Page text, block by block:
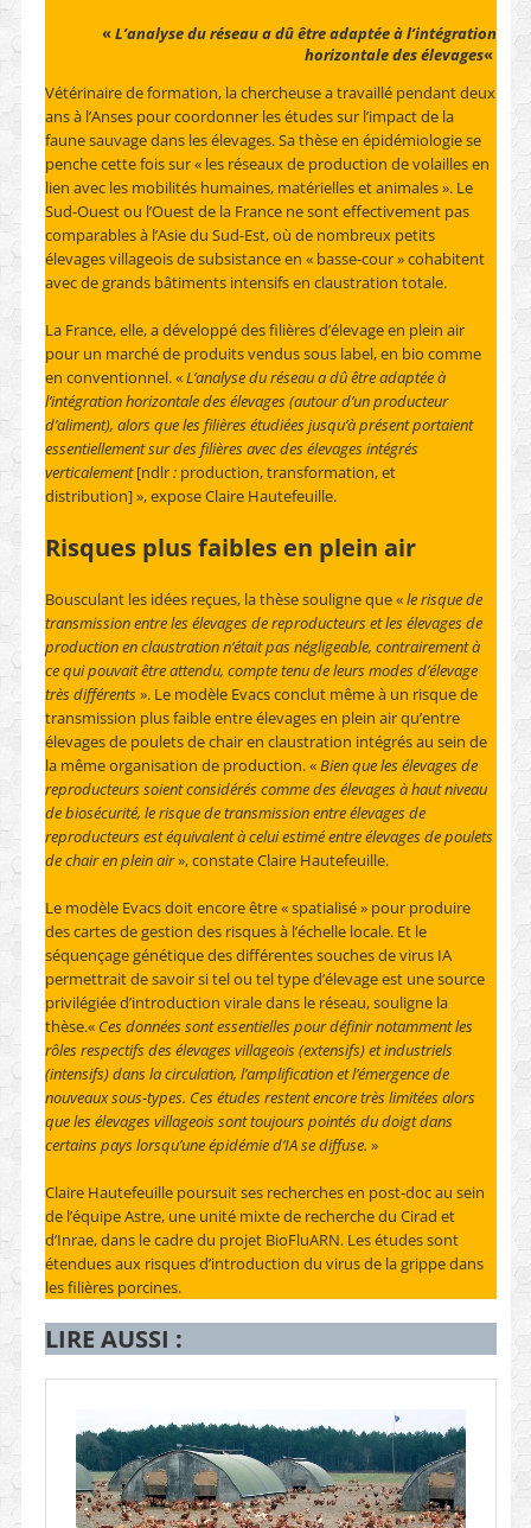
«L’analyse du réseau a dû être adaptée à l’intégration
horizontale des élevages«
Vétérinaire de formation, la chercheuse a travaillé pendant deux
ans à l’Anses pour coordonner les études sur l’impact de la
faune sauvage dans les élevages. Sa thèse en épidémiologie se
penche cette fois sur « les réseaux de production de volailles en
lien avec les mobilités humaines, matérielles et animales ». Le
Sud-Ouest ou l’Ouest de la France ne sont effectivement pas
comparables à l’Asie du Sud-Est, où de nombreux petits
élevages villageois de subsistance en « basse-cour » cohabitent
avec de grands bâtiments intensifs en claustration totale.
La France, elle, a développé des filières d’élevage en plein air
pour un marché de produits vendus sous label, en bio comme
en conventionnel. «L’analyse du réseau a dû être adaptée à
l’intégration horizontale des élevages (autour d’un producteur
d’aliment), alors que les filières étudiées jusqu’à présent portaient
essentiellement sur des filières avec des élevages intégrés
verticalement[ndlr: production, transformation, et
distribution] », expose Claire Hautefeuille.
Risques plus faibles en plein air
Bousculant les idées reçues, la thèse souligne que «le risque de
transmission entre les élevages de reproducteurs et les élevages de
production en claustration n’était pas négligeable, contrairement à
ce qui pouvait être attendu, compte tenu de leurs modes d’élevage
très différents». Le modèle Evacs conclut même à un risque de
transmission plus faible entre élevages en plein air qu’entre
élevages de poulets de chair en claustration intégrés au sein de
la même organisation de production. «Bien que les élevages de
reproducteurs soient considérés comme des élevages à haut niveau
de biosécurité, le risque de transmission entre élevages de
reproducteurs est équivalent à celui estimé entre élevages de poulets
de chair en plein air», constate Claire Hautefeuille.
Le modèle Evacs doit encore être « spatialisé » pour produire
des cartes de gestion des risques à l’échelle locale. Et le
séquençage génétique des différentes souches de virus IA
permettrait de savoir si tel ou tel type d’élevage est une source
privilégiée d’introduction virale dans le réseau, souligne la
thèse.« Ces données sont essentielles pour définir notamment les
rôles respectifs des élevages villageois (extensifs) et industriels
(intensifs) dans la circulation, l’amplification et l’émergence de
nouveaux sous-types. Ces études restent encore très limitées alors
que les élevages villageois sont toujours pointés du doigt dans
certains pays lorsqu’une épidémie d’IA se diffuse. »
Claire Hautefeuille poursuit ses recherches en post-doc au sein
de l’équipe Astre, une unité mixte de recherche du Cirad et
d’Inrae, dans le cadre du projet BioFluARN. Les études sont
étendues aux risques d’introduction du virus de la grippe dans
les filières porcines.
LIRE AUSSI :